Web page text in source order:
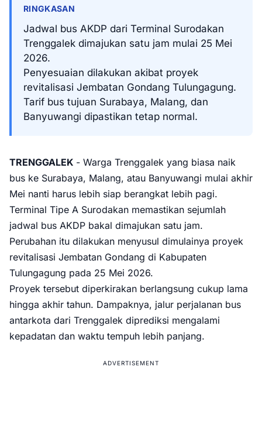
RINGKASAN
Jadwal bus AKDP dari Terminal Surodakan
Trenggalek dimajukan satu jam mulai 25 Mei
2026.
Penyesuaian dilakukan akibat proyek
revitalisasi Jembatan Gondang Tulungagung.
Tarif bus tujuan Surabaya, Malang, dan
Banyuwangi dipastikan tetap normal.
TRENGGALEK - Warga Trenggalek yang biasa naik
bus ke Surabaya, Malang, atau Banyuwangi mulai akhir
Mei nanti harus lebih siap berangkat lebih pagi.
Terminal Tipe A Surodakan memastikan sejumlah
jadwal bus AKDP bakal dimajukan satu jam.
Perubahan itu dilakukan menyusul dimulainya proyek
revitalisasi Jembatan Gondang di Kabupaten
Tulungagung pada 25 Mei 2026.
Proyek tersebut diperkirakan berlangsung cukup lama
hingga akhir tahun. Dampaknya, jalur perjalanan bus
antarkota dari Trenggalek diprediksi mengalami
kepadatan dan waktu tempuh lebih panjang.
ADVERTISEMENT